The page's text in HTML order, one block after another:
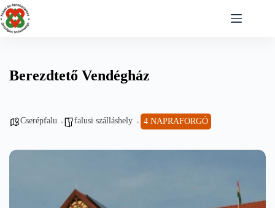
Skip
to
content
Berezdtető Vendégház
Cserépfalu falusi szálláshely 4 NAPRAFORGÓ